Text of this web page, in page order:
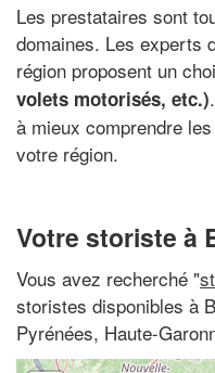
Les prestataires sont
domaines. Les experts
région proposent un
volets motorisés, etc.)
à mieux comprendre
votre région.
Votre storiste à
Vous avez recherché "
storistes disponibles à
Pyrénées, Haute-